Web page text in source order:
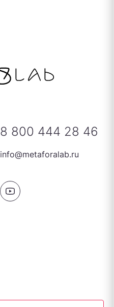
8 800 444 28 46
info@metaforalab.ru